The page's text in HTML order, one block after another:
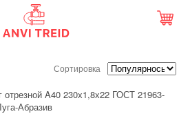
Сортировка
отрезной A40 230х1,8х22 ГОСТ 21963-
Абразив